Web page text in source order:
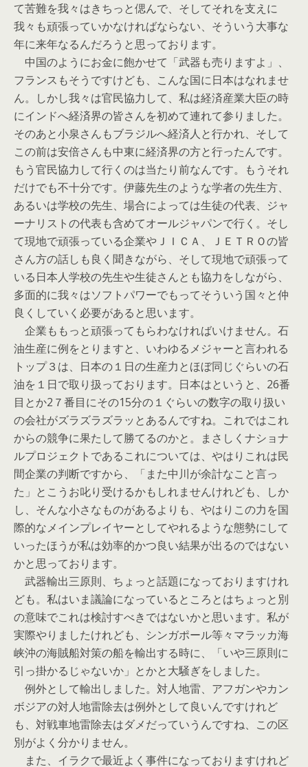
て苦難を我々はきちっと偲んで、そしてそれを支えに
我々も頑張っていかなければならない、そういう大事な
年に来年なるんだろうと思っております。
中国のようにお金に飽かせて「武器も売りますよ」、
フランスもそうですけども、こんな国に日本はなれませ
ん。しかし我々は官民協力して、私は経済産業大臣の時
にインドへ経済界の皆さんを初めて連れて参りました。
そのあと小泉さんもブラジルへ経済人と行かれ、そして
この前は安倍さんも中東に経済界の方と行ったんです。
もう官民協力して行くのは当たり前なんです。もうそれ
だけでも不十分です。伊藤先生のような学者の先生方、
あるいは学校の先生、場合によっては生徒の代表、ジャ
ーナリストの代表も含めてオールジャパンで行く。そし
て現地で頑張っている企業やＪＩＣＡ、ＪＥＴＲＯの皆
さん方の話しも良く聞きながら、そして現地で頑張って
いる日本人学校の先生や生徒さんとも協力をしながら、
多面的に我々はソフトパワーでもってそういう国々と仲
良くしていく必要があると思います。
企業ももっと頑張ってもらわなければいけません。石
油生産に例をとりますと、いわゆるメジャーと言われる
トップ３は、日本の１日の生産力とほぼ同じぐらいの石
油を１日で取り扱っております。日本はというと、26番
目とか2７番目にその15分の１ぐらいの数字の取り扱い
の会社がズラズラズラッとあるんですね。これではこれ
からの競争に果たして勝てるのかと。まさしくナショナ
ルプロジェクトであるこれについては、やはりこれは民
間企業の判断ですから、「また中川が余計なこと言っ
た」とこうお叱り受けるかもしれませんけれども、しか
し、そんな小さなものがあるよりも、やはりこの力を国
際的なメインプレイヤーとしてやれるような態勢にして
いったほうが私は効率的かつ良い結果が出るのではない
かと思っております。
武器輸出三原則、ちょっと話題になっておりますけれ
ども。私はいま議論になっているところとはちょっと別
の意味でこれは検討すべきではないかと思います。私が
実際やりましたけれども、シンガポール等々マラッカ海
峡沖の海賊船対策の船を輸出する時に、「いや三原則に
引っ掛かるじゃないか」とかと大騒ぎをしました。
例外として輸出しました。対人地雷、アフガンやカン
ボジアの対人地雷除去は例外として良いんですけれど
も、対戦車地雷除去はダメだっていうんですね、この区
別がよく分かりません。
また、イラクで最近よく事件になっておりますけれど